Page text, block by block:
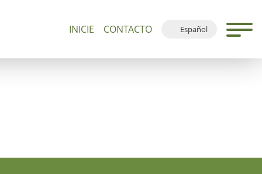
INICIE CONTACTO
Español
Plano del Sitio